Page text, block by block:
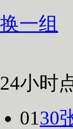
换一组
24小时
0130